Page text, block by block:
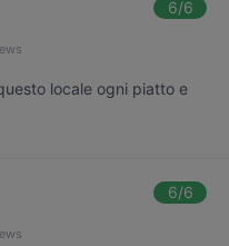
6/6
locale ogni piatto e
6/6